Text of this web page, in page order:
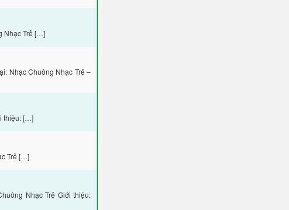
Nhạc Trẻ […]
Nhạc Chuông Nhạc Trẻ –
thiệu: […]
Trẻ […]
Nhạc Trẻ Giới thiệu: